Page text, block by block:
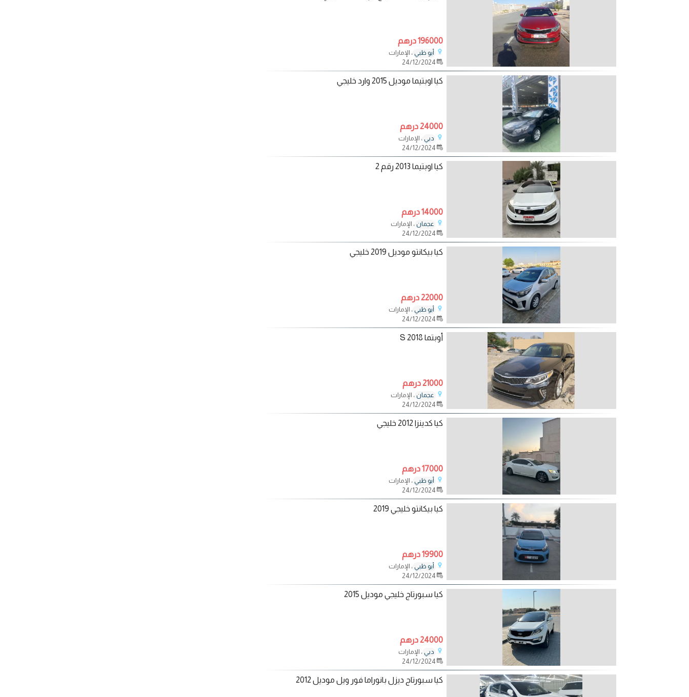
196000 درهم
أبو ظبي ، الإمارات
كيا اوبتيما موديل 2015 وارد خليجي
24000 درهم
دبي ، الإمارات
كيا اوبتيما 2013 رقم 2
14000 درهم
عجمان ، الإمارات
كيا بيكانتو موديل 2019 خليجي
22000 درهم
أبو ظبي ، الإمارات
أوبتما 2018 S
21000 درهم
عجمان ، الإمارات
كيا كدينزا 2012 خليجي
17000 درهم
أبو ظبي ، الإمارات
كيا بيكانتو خليجي 2019
19900 درهم
أبو ظبي ، الإمارات
كيا سبورتاج خليجي موديل 2015
24000 درهم
دبي ، الإمارات
كيا سبورتاج ديزل بانوراما فور ويل موديل 2012